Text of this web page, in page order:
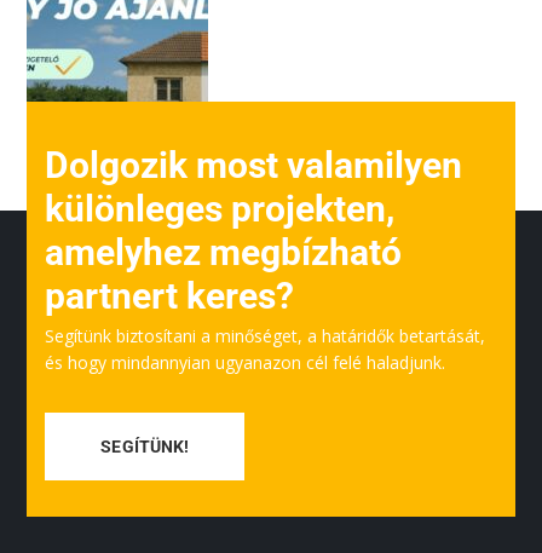
Dolgozik most valamilyen
különleges projekten,
amelyhez megbízható
partnert keres?
Segítünk biztosítani a minőséget, a határidők betartását,
és hogy mindannyian ugyanazon cél felé haladjunk.
SEGÍTÜNK!